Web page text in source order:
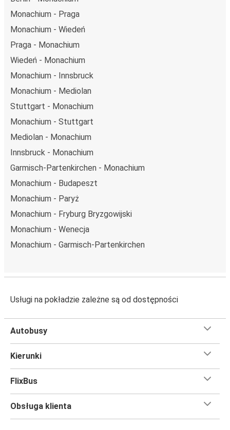
Monachium - Praga
Monachium - Wiedeń
Praga - Monachium
Wiedeń - Monachium
Monachium - Innsbruck
Monachium - Mediolan
Stuttgart - Monachium
Monachium - Stuttgart
Mediolan - Monachium
Innsbruck - Monachium
Garmisch-Partenkirchen - Monachium
Monachium - Budapeszt
Monachium - Paryż
Monachium - Fryburg Bryzgowijski
Monachium - Wenecja
Monachium - Garmisch-Partenkirchen
Usługi na pokładzie zależne są od dostępności
Autobusy
Kierunki
FlixBus
Obsługa klienta